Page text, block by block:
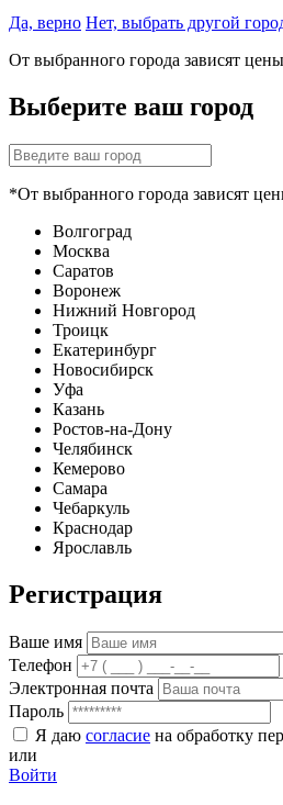
Да, верно Нет, выбрать другой
От выбранного города зависят
Выберите ваш город
*От выбранного города зависят
Волгоград
Москва
Саратов
Воронеж
Нижний Новгород
Троицк
Екатеринбург
Новосибирск
Уфа
Казань
Ростов-на-Дону
Челябинск
Кемерово
Самара
Чебаркуль
Краснодар
Ярославль
Регистрация
Ваше имя
Телефон
Электронная почта
Пароль
Я даю согласие на обработку
или
Войти